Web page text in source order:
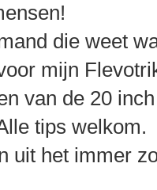
die weet
mijn
van de 20
tips welkom.
uit het immer